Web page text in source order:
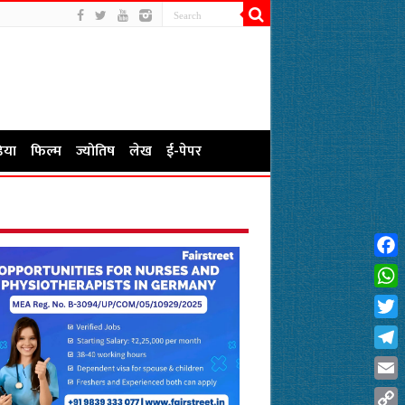
फिल्म ज्योतिष लेख ई-पेपर